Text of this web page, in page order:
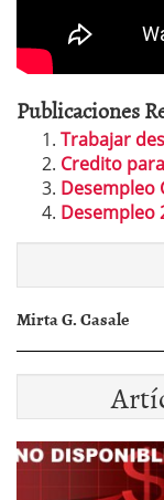
Publicaciones
Trabajar
Credito
Desempleo
Desempleo
Mirta G. Casale